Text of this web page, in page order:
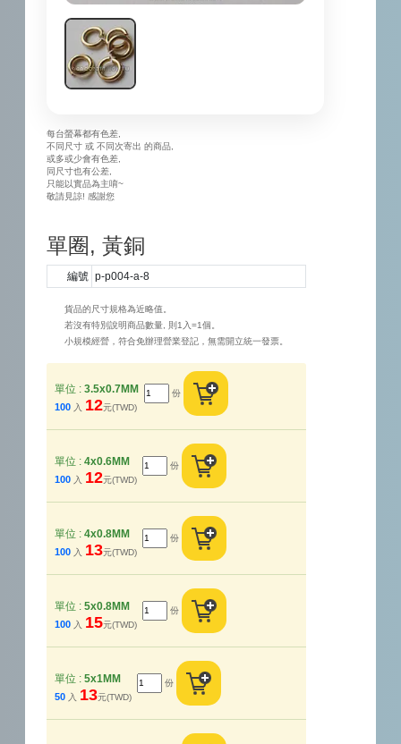
每台螢幕都有色差,
不同尺寸 或 不同次寄出 的商品,
或多或少會有色差,
同尺寸也有公差,
只能以實品為主唷~
敬請見諒! 感謝您
單圈, 黃銅
編號 p-p004-a-8
貨品的尺寸規格為近略值。
若沒有特別說明商品數量, 則1入=1個。
小規模經營，符合免辦理營業登記，無需開立統一發票。
單位 : 3.5x0.7MM
100入 12元(TWD)
份
單位 : 4x0.6MM
100入 12元(TWD)
份
單位 : 4x0.8MM
100入 13元(TWD)
份
單位 : 5x0.8MM
100入 15元(TWD)
份
單位 : 5x1MM
50入 13元(TWD)
份